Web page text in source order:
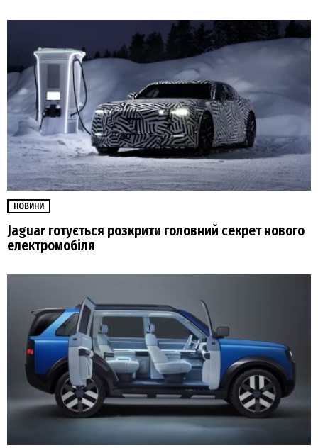
НОВИНИ
Jaguar готується розкрити головний секрет нового
електромобіля